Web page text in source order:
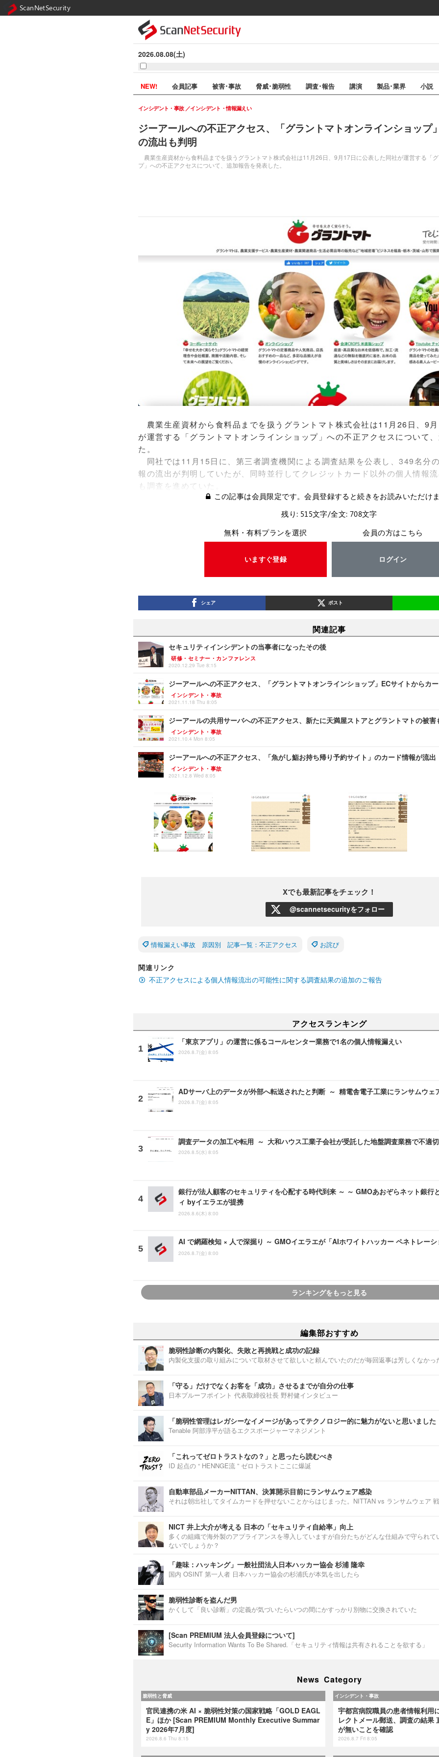
2026.08.08(土)
NEW! 会員記事 被害･事故 脅威･脆弱性 調査･報告 講演 製品･業界 小説
ジーアールへの不正アクセス、「グラントマトオンラインショップ
の流出も判明
農業生産資材から食料品までを扱うグラントマト株式会社は11月26日、9月17日に公表した同社が運営する「
プ」への不正アクセスについて、追加報告を発表した。
インシデント・事故 インシデント・情報漏えい
農業生産資材から食料品までを扱うグラントマト株式会社は11月26日、9
が運営する「グラントマトオンラインショップ」への不正アクセスについて
た。
同社では11月15日に、第三者調査機関による調査結果を公表し、349名分
報の流出が判明していたが、同時並行してクレジットカード以外の個人情報
も調査を進めていた。
この記事は会員限定です。会員登録すると続きをお読みいただけま
残り: 515文字/全文: 708文字
無料・有料プランを選択
いますぐ登録
会員の方はこちら
ログイン
シェア ポスト
関連記事
セキュリティインシデントの当事者になったその後
研修・セミナー・カンファレンス
2020.12.29 Tue 8:15
ジーアールへの不正アクセス、「グラントマトオンラインショップ」ECサイトからカ
インシデント・事故
2021.11.18 Thu 8:05
ジーアールの共用サーバへの不正アクセス、新たに天満屋ストアとグラントマトの被害
インシデント・事故
2021.10.4 Mon 8:05
ジーアールへの不正アクセス、「魚がし鮨お持ち帰り予約サイト」のカード情報が流出
インシデント・事故
2021.12.8 Wed 8:05
Xでも最新記事をチェック！
@scannetsecurityをフォロー
情報漏えい事故 原因別 記事一覧：不正アクセス お詫び
関連リンク
不正アクセスによる個人情報流出の可能性に関する調査結果の追加のご報告
アクセスランキング
「東京アプリ」の運営に係るコールセンター業務で1名の個人情報漏えい
2026.8.7(金) 8:05
ADサーバ上のデータが外部へ転送されたと判断 ～ 精電舎電子工業にランサムウェ
2026.8.7(金) 8:05
調査データの加工や転用 ～ 大和ハウス工業子会社が受託した地盤調査業務で不適
2026.8.5(水) 8:05
銀行が法人顧客のセキュリティを心配する時代到来 ～ ～ GMOあおぞらネット銀行
ィ byイエラエが提携
2026.8.6(木) 8:00
AI で網羅検知 × 人で深掘り ～ GMOイエラエが「AIホワイトハッカー ペネトレー
2026.8.7(金) 8:00
ランキングをもっと見る
編集部おすすめ
脆弱性診断の内製化、失敗と再挑戦と成功の記録
内製化支援の取り組みについて取材させて欲しいと頼んでいたのだが毎回返事は芳しくなかっ
「守る」だけでなくお客を「成功」させるまでが自分の仕事
日本プルーフポイント 代表取締役社長 野村健インタビュー
「脆弱性管理はレガシーなイメージがあってテクノロジー的に魅力がないと思いました
Tenable 阿部淳平が語るエクスポージャーマネジメント
「これってゼロトラストなの？」と思ったら読むべき
ID 起点の “ HENNGE流 ” ゼロトラストここに爆誕
自動車部品メーカーNITTAN、決算開示目前にランサムウェア感染
それは朝出社してタイムカードを押せないことからはじまった。NITTAN vs ランサムウェア
NICT 井上大介が考える 日本の「セキュリティ自給率」向上
多くの組織で海外製のアプライアンスを導入していますが自分たちがどんな仕組みで守られ
ないでしょうか？
「趣味：ハッキング」一般社団法人日本ハッカー協会 杉浦 隆幸
国内 OSINT 第一人者 日本ハッカー協会の杉浦氏が本気を出したら
脆弱性診断を盗んだ男
かくして「良い診断」の定義が気づいたらいつの間にかすっかり別物に交換されていた
[Scan PREMIUM 法人会員登録について]
Security Information Wants To Be Shared.「セキュリティ情報は共有されることを欲する」
News Category
脆弱性と脅威
官民連携の米 AI × 脆弱性対策の国家戦略「GOLD EAGL
E」ほか [Scan PREMIUM Monthly Executive Summar
y 2026年7月度]
2026.8.6 Thu 8:15
インシデント・事故
宇都宮病院職員の患者情報利用
レクトメール郵送、調査の結果
が無いことを確認
2026.8.7 Fri 8:05
ScanNetSecurity